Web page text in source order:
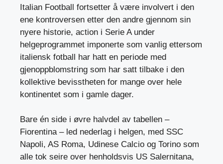
Italian Football fortsetter å være involvert i den
ene kontroversen etter den andre gjennom sin
nyere historie, action i Serie A under
helgeprogrammet imponerte som vanlig ettersom
italiensk fotball har hatt en periode med
gjenoppblomstring som har satt tilbake i den
kollektive bevisstheten for mange over hele
kontinentet som i gamle dager.
Bare én side i øvre halvdel av tabellen –
Fiorentina – led nederlag i helgen, med SSC
Napoli, AS Roma, Udinese Calcio og Torino som
alle tok seire over henholdsvis US Salernitana,